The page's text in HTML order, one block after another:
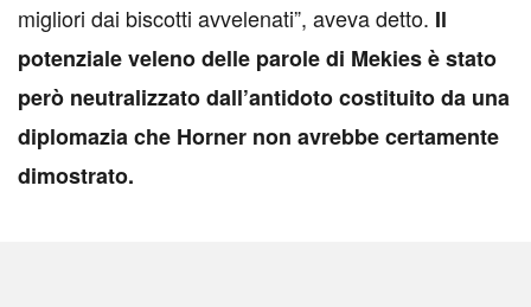
migliori dai biscotti avvelenati”, aveva detto. Il
potenziale veleno delle parole di Mekies è stato
però neutralizzato dall’antidoto costituito da una
diplomazia che Horner non avrebbe certamente
dimostrato.